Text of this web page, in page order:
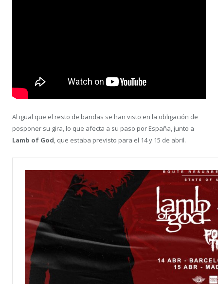
Al igual que el resto de bandas se han visto en la obligación de
posponer su gira, lo que afecta a su paso por España, junto a
Lamb of God, que estaba previsto para el 14 y 15 de abril.